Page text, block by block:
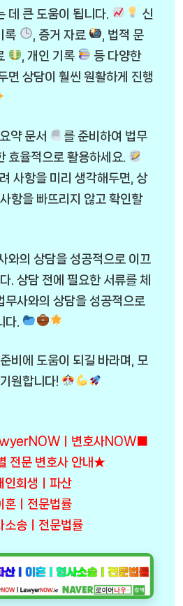
데 큰 도움이 됩니다.
신
록 , 증거 자료
, 법적 문
, 개인 기록
등 다양한
면 상담이 훨씬 원활하게 진행
약 문서
를 준비하여 법무
효율적으로 활용하세요.
사항을 미리 생각해두면, 상
항을 빠뜨리지 않고 확인할
와의 상담을 성공적으로 이끄
. 상담 전에 필요한 서류를 체
무사와의 상담을 성공적으로
다.
비에 도움이 되길 바라며, 모
원합니다!
ㅣ변호사NOW■
전문 변호사 안내★
회생ㅣ파산
ㅣ전문법률
송ㅣ전문법률